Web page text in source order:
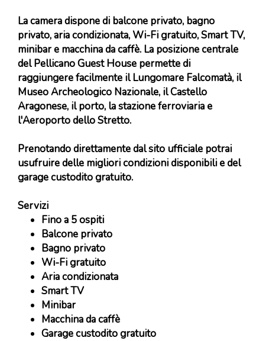
La camera dispone di balcone privato, bagno
privato, aria condizionata, Wi-Fi gratuito, Smart TV,
minibar e macchina da caffè. La posizione centrale
del Pellicano Guest House permette di
raggiungere facilmente il Lungomare Falcomatà, il
Museo Archeologico Nazionale, il Castello
Aragonese, il porto, la stazione ferroviaria e
l'Aeroporto dello Stretto.
Prenotando direttamente dal sito ufficiale potrai
usufruire delle migliori condizioni disponibili e del
garage custodito gratuito.
Servizi
Fino a 5 ospiti
Balcone privato
Bagno privato
Wi-Fi gratuito
Aria condizionata
Smart TV
Minibar
Macchina da caffè
Garage custodito gratuito